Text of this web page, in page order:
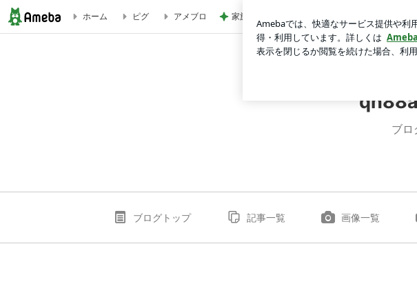
ホーム ピグ アメブロ 家族で盛り上がった利きシロップ大会
ブロ
ブログトップ 記事一覧 画像一覧